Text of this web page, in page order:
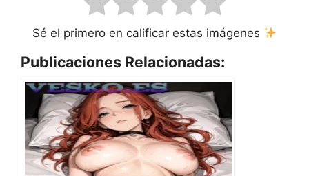
Sé el primero en calificar estas imágenes
Publicaciones Relacionadas: